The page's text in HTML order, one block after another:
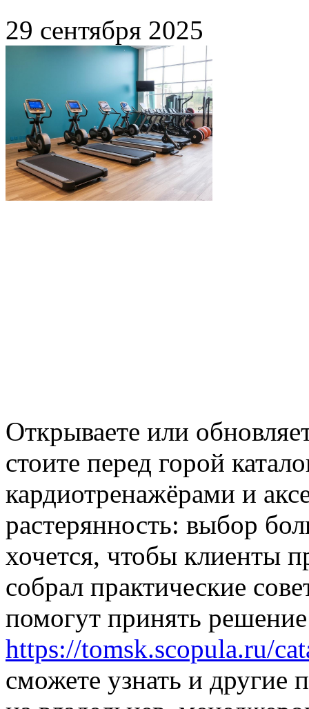
29 сентября 2025
Открываете или
стоите перед горой
кардиотренажёрами и
растерянность: выбор
хочется, чтобы клиенты
собрал практические
помогут принять
https://tomsk.scopula.ru/
сможете узнать и другие